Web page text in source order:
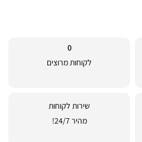
0
לקוחות מרוצים
שירות לקוחות
מהיר 24/7!